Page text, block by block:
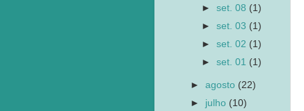
►set. 08 (1)
►set. 03 (1)
►set. 02 (1)
►set. 01 (1)
►agosto (22)
► julho (10)